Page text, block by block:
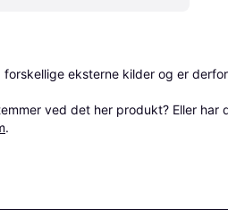
eksterne kilder og er
ved det her produkt? Eller har
.